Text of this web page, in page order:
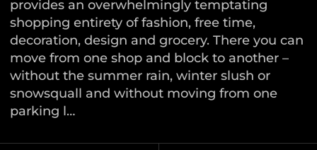
provides an overwhelmingly temptating
shopping entirety of fashion, free time,
decoration, design and grocery. There you can
move from one shop and block to another –
without the summer rain, winter slush or
snowsquall and without moving from one
parking l…